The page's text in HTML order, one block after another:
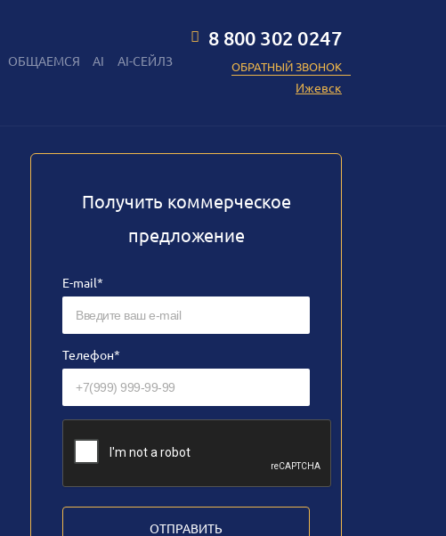
ОБЩАЕМСЯ AI AI-СЕЙЛЗ
8 800 302 0247
ОБРАТНЫЙ ЗВОНОК
Ижевск
Получить коммерческое
предложение
E-mail*
Телефон*
ОТПРАВИТЬ